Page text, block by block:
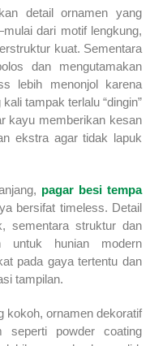
detail ornamen yang
dari motif lengkung,
kuat. Sementara
dan mengutamakan
lebih menonjol karena
tampak terlalu “dingin”
kayu memberikan kesan
ekstra agar tidak lapuk
pagar besi tempa
bersifat timeless. Detail
sementara struktur dan
untuk hunian modern
pada gaya tertentu dan
tampilan.
kokoh, ornamen dekoratif
seperti powder coating